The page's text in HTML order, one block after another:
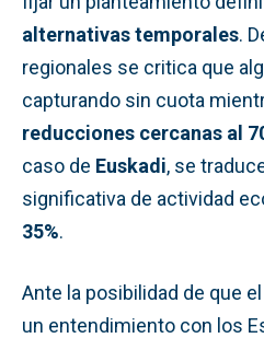
alternativas temporales.
regionales se critica que
capturando sin cuota
reducciones cercanas al
caso de Euskadi, se
significativa de actividad
35%.
Ante la posibilidad de que
un entendimiento con los